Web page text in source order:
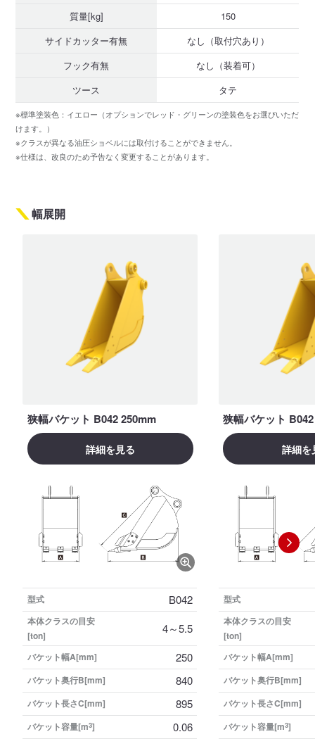
質量[kg]
150
サイドカッター有無
なし（取付穴あり）
フック有無
なし（装着可）
ツース
タテ
※標準塗装色：イエロー（オプションでレッド・グリーンの塗装色をお選びいただ
けます。）
※クラスが異なる油圧ショベルには取付けることができません。
※仕様は、改良のため予告なく変更することがあります。
幅展開
狭幅バケット B042 250mm
詳細を見る
型式 B042
本体クラスの目安
[ton]
4～5.5
バケット幅A[mm] 250
バケット奥行B[mm] 840
バケット長さC[mm] 895
バケット容量[m3] 0.06
狭幅バケット
詳細を
型式
本体クラスの目安
[ton]
バケット幅A[mm]
バケット奥行B[mm]
バケット長さC[mm]
バケット容量[m3]